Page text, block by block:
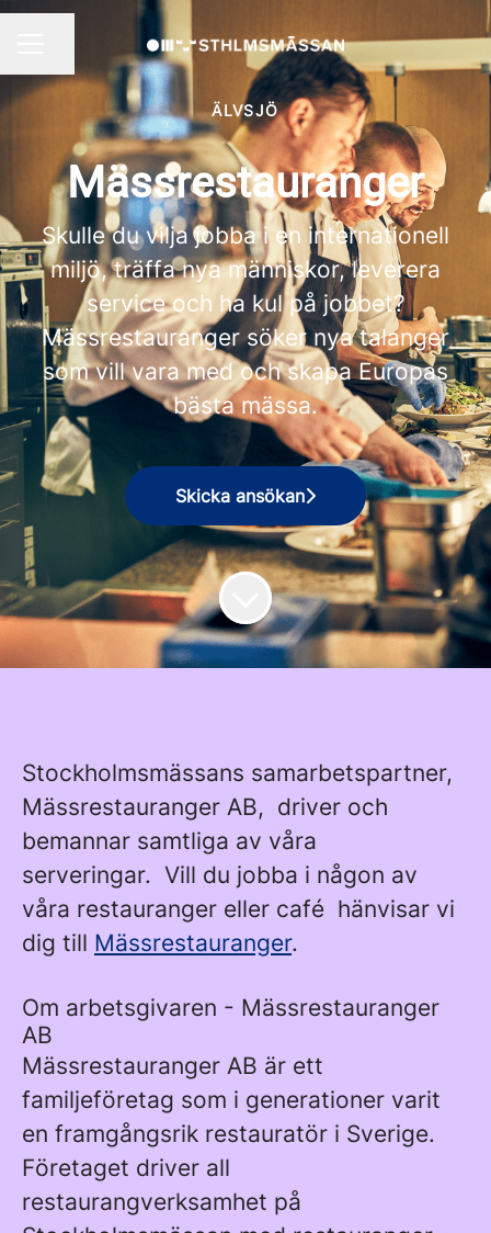
KARRIÄRMENY
Dela sidan
ÄLVSJÖ
Mässrestauranger
Skulle du vilja jobba i en internationell
miljö, träffa nya människor, leverera
service och ha kul på jobbet?
Mässrestauranger söker nya talanger
som vill vara med och skapa Europas
bästa mässa.
Skicka ansökan
Stockholmsmässans samarbetspartner,
Mässrestauranger AB, driver och
bemannar samtliga av våra
serveringar. Vill du jobba i någon av
våra restauranger eller café hänvisar vi
dig till Mässrestauranger.
Om arbetsgivaren - Mässrestauranger
AB
Mässrestauranger AB är ett
familjeföretag som i generationer varit
en framgångsrik restauratör i Sverige.
Företaget driver all
restaurangverksamhet på